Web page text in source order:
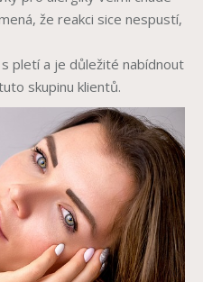
že reakci sice nespustí,
pletí a je důležité nabídnout
skupinu klientů.